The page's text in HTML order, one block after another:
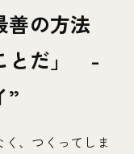
善の方法
とだ」 -
、つくってしま